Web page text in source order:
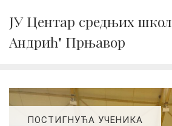
content
ЈУ Центар средњих
Андрић" Прњавор
ПОСТИГНУЋА УЧЕНИКА